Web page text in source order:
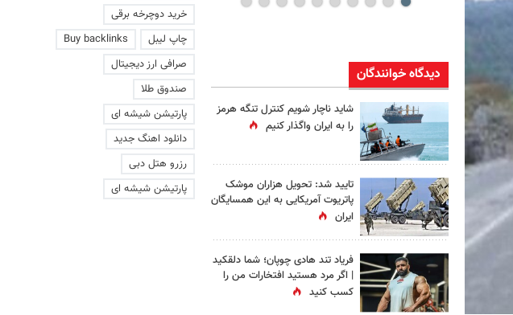
دیدگاه خوانندگان
شاید ناچار شویم کنترل تنگه هرمز
را به ایران واگذار کنیم
تایید شد: تحویل هزاران موشک
پاتریوت آمریکایی به این همسایگان
ایران
فریاد تند هادی چوپان؛‌ شما دلقکید
| اگر مرد هستید افتخارات من را
کسب کنید
خرید دوچرخه برقی
چاپ لیبل
Buy backlinks
صرافی ارز دیجیتال
صندوق طلا
پارتیشن شیشه ای
دانلود اهنگ جدید
رزرو هتل دبی
پارتیشن شیشه ای